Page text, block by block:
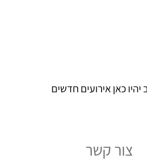
יהיו כאן אירועים חדשים
צור קשר